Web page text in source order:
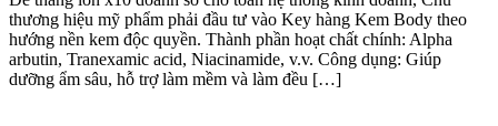
thương hiệu mỹ phẩm phải đầu tư vào Key hàng Kem Body theo
hướng nền kem độc quyền. Thành phần hoạt chất chính: Alpha
arbutin, Tranexamic acid, Niacinamide, v.v. Công dụng: Giúp
dưỡng ẩm sâu, hỗ trợ làm mềm và làm đều […]